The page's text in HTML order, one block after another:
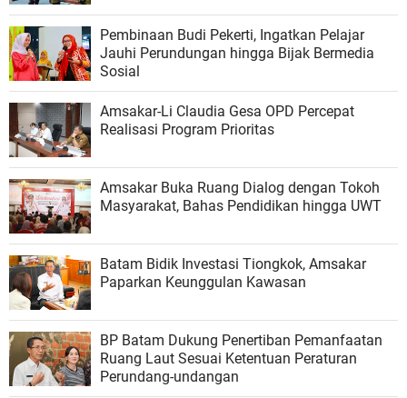
Pembinaan Budi Pekerti, Ingatkan Pelajar
Jauhi Perundungan hingga Bijak Bermedia
Sosial
Amsakar-Li Claudia Gesa OPD Percepat
Realisasi Program Prioritas
Amsakar Buka Ruang Dialog dengan Tokoh
Masyarakat, Bahas Pendidikan hingga UWT
Batam Bidik Investasi Tiongkok, Amsakar
Paparkan Keunggulan Kawasan
BP Batam Dukung Penertiban Pemanfaatan
Ruang Laut Sesuai Ketentuan Peraturan
Perundang-undangan